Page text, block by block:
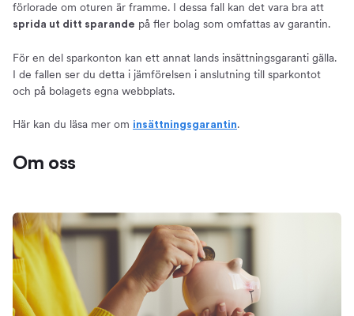
förlorade om oturen är framme. I dessa fall kan det vara bra att
sprida ut ditt sparande på fler bolag som omfattas av garantin.
För en del sparkonton kan ett annat lands insättningsgaranti gälla.
I de fallen ser du detta i jämförelsen i anslutning till sparkontot
och på bolagets egna webbplats.
Här kan du läsa mer om insättningsgarantin.
Om oss